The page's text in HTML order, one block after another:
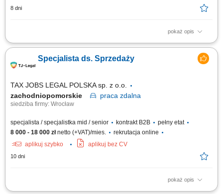
8 dni
pokaż opis
Zakres obowiązków: Telefoniczny kontakt z klientami zainteresowanymi
edukacji finansowej. Budowanie długofalowych relacji z klientami.
Pozyskiwanie nowych klientów i rozwijanie współpracy z partnerami
Specjalista ds. Sprzedaży
TAX JOBS LEGAL POLSKA sp. z o.o.
zachodniopomorskie
praca zdalna
siedziba firmy: Wrocław
specjalista / specjalistka mid / senior kontrakt B2B
pełny etat
8 000 - 18 000 złnetto (+VAT)/mies.
rekrutacja online
aplikuj szybko
aplikuj bez CV
10 dni
pokaż opis
Samodzielne pozyskiwanie nowych klientów B2B poprzez aktywne